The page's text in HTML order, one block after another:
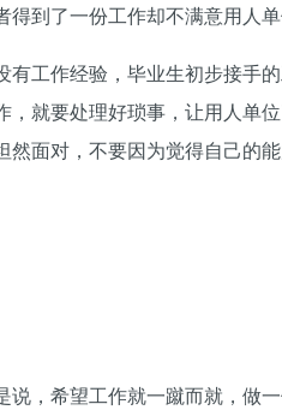
得到了一份工作却不满意用人
有工作经验，毕业生初步接手
，就要处理好琐事，让用人单
然面对，不要因为觉得自己的
说，希望工作就一蹴而就，做